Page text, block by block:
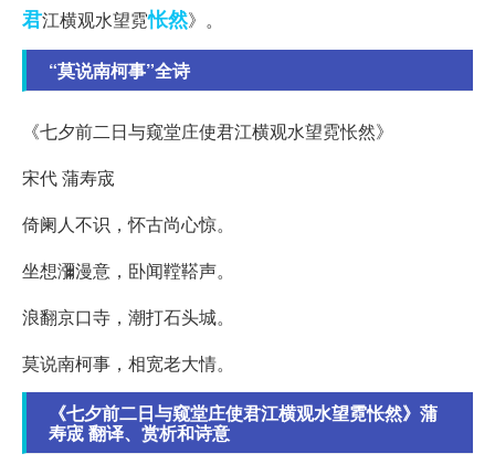
君江横观水望霓怅然》。
“莫说南柯事”全诗
《七夕前二日与窥堂庄使君江横观水望霓怅然》
宋代 蒲寿宬
倚阑人不识，怀古尚心惊。
坐想瀰漫意，卧闻鞺鞳声。
浪翻京口寺，潮打石头城。
莫说南柯事，相宽老大情。
《七夕前二日与窥堂庄使君江横观水望霓怅然》蒲
寿宬 翻译、赏析和诗意